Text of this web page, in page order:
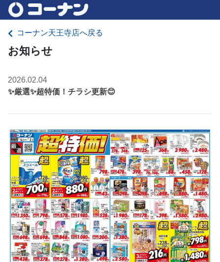
コーナン天王寺店へ戻る
お知らせ
2026.02.04
✨厳選✨超特価！チラシ更新😊